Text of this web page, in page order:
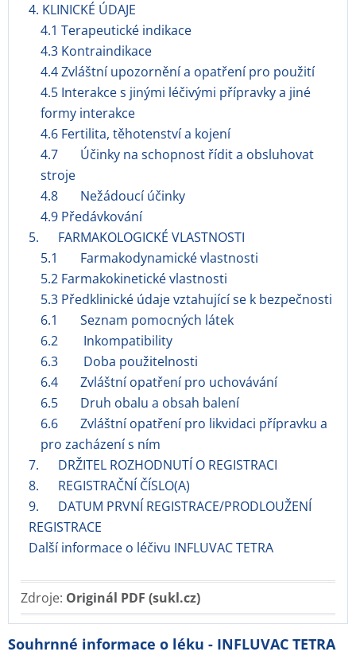
4. KLINICKÉ ÚDAJE
4.1 Terapeutické indikace
4.3 Kontraindikace
4.4 Zvláštní upozornění a opatření pro použití
4.5 Interakce s jinými léčivými přípravky a jiné
formy interakce
4.6 Fertilita, těhotenství a kojení
4.7 Účinky na schopnost řídit a obsluhovat
stroje
4.8 Nežádoucí účinky
4.9 Předávkování
5. FARMAKOLOGICKÉ VLASTNOSTI
5.1 Farmakodynamické vlastnosti
5.2 Farmakokinetické vlastnosti
5.3 Předklinické údaje vztahující se k bezpečnosti
6.1 Seznam pomocných látek
6.2 Inkompatibility
6.3 Doba použitelnosti
6.4 Zvláštní opatření pro uchovávání
6.5 Druh obalu a obsah balení
6.6 Zvláštní opatření pro likvidaci přípravku a
pro zacházení s ním
7. DRŽITEL ROZHODNUTÍ O REGISTRACI
8. REGISTRAČNÍ ČÍSLO(A)
9. DATUM PRVNÍ REGISTRACE/PRODLOUŽENÍ
REGISTRACE
Další informace o léčivu INFLUVAC TETRA
Zdroje: Originál PDF (sukl.cz)
Souhrnné informace o léku - INFLUVAC TETRA